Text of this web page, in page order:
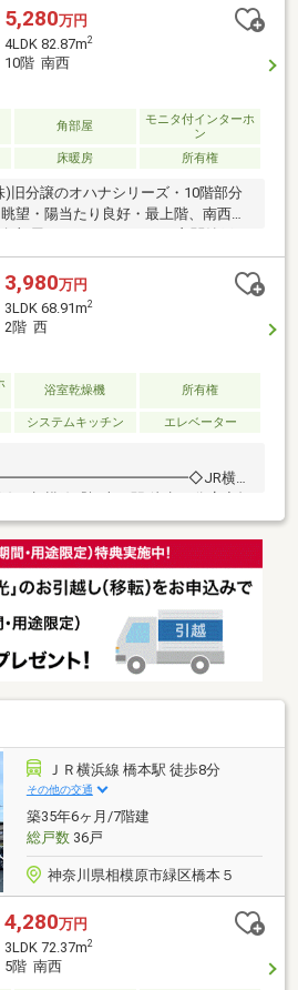
5,280万円
4LDK 82.87m2
10階 南西
角部屋
モニタ付インターホ
ン
床暖房 所有権
)旧分譲のオハナシリーズ・10階部分
望・陽当たり良好・最上階、南西向
部屋・82.87m2の4LDK＋玄関納戸＋
居室に収納に加えて、別途玄関納戸
内廊下部分に納戸（約0.5帖）あり・
き約2.0m・浴室暖房乾燥機、床暖房
済み・開発が進む京王相模原線・JR
で徒歩15分～16分・スーパー（ザ・
（別途、細則有り）
3,980万円
3LDK 68.91m2
2階 西
浴室乾燥機 所有権
システムキッチン エレベーター
横浜
線・相模線『橋本』駅 徒歩15分┃◇担
ト
野村不
オハナ」シリーズ、2020年2月築のマ
＋納戸＋ウォークインクローゼ
な家族であるペットと一緒に暮らす
♪（管理規約等による制限あり）◇共
場があるため、散歩帰りそのまま足
ＪＲ横浜線 橋本駅 徒歩8分
その他の交通
築35年6ヶ月/7階建
総戸数36戸
神奈川県相模原市緑区橋本５
4,280万円
3LDK 72.37m2
5階 南西